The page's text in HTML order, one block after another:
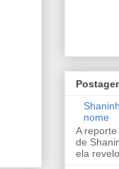
nome
A
de
ela